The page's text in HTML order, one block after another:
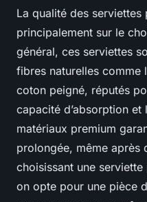
La qualité des serviettes
principalement sur le
général, ces serviettes
fibres naturelles comme
coton peigné, réputés
capacité d’absorption et
matériaux premium
prolongée, même après
choisissant une
on opte pour une pièce